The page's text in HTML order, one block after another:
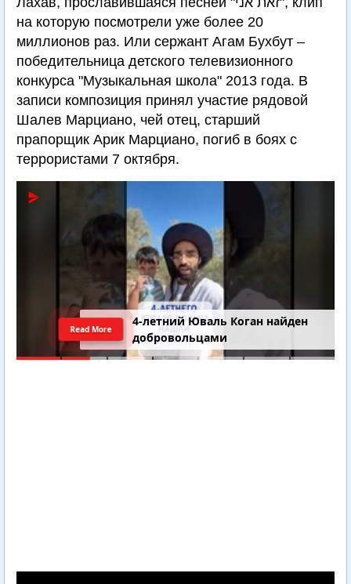
на которую посмотрели уже более 20
миллионов раз. Или сержант Агам Бухбут –
победительница детского телевизионного
конкурса "Музыкальная школа" 2013 года. В
записи композиция принял участие рядовой
Шалев Марциано, чей отец, старший
прапорщик Арик Марциано, погиб в боях с
террористами 7 октября.
4-летний Юваль Коган найден
добровольцами
Read More